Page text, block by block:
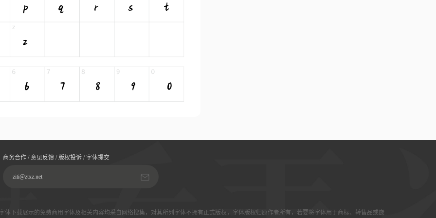
商务合作 / 意见反馈 / 版权投诉 / 字体提交
ziti@ztxz.net
体下载展示的免费商用字体及相关内容均采自网络搜集，对其所列字体不拥有正式版权，字体版权归原作者所有，若要将字体用于商标、转售品或嵌